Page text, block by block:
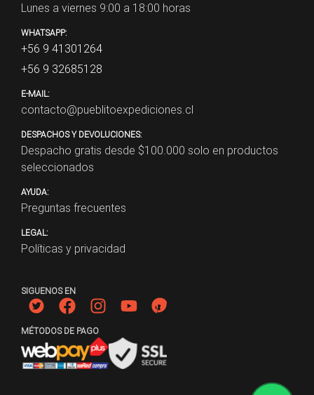
Lunes a viernes 9:00 a 18:00 horas
WHATSAPP:
+56 9 41301264
+56 9 32685128
E-MAIL:
contacto@pueblitoexpediciones.cl
DESPACHOS Y DEVOLUCIONES:
Despacho gratis desde $100.000 solo en productos
seleccionados
AYUDA:
Preguntas frecuentes
LEGAL:
Políticas y privacidad
SIGUENOS EN
MÉTODOS DE PAGO